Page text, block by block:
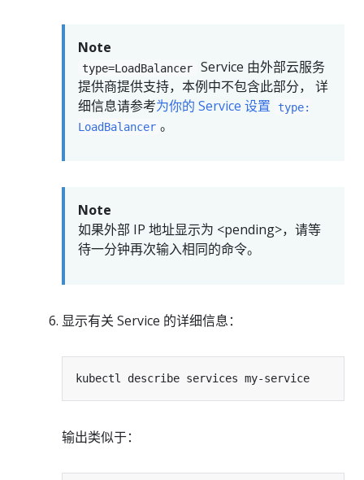
Note
type=LoadBalancer
Service 由外部云服务
提供商提供支持，本例中不包含此部分， 详
细信息请参考为你的 Service 设置
type:
LoadBalancer 。
Note
如果外部 IP 地址显示为 <pending>，请等
待一分钟再次输入相同的命令。
显示有关 Service 的详细信息：
输出类似于：